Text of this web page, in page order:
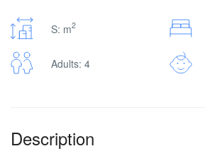
S: m2
Adults: 4
Description